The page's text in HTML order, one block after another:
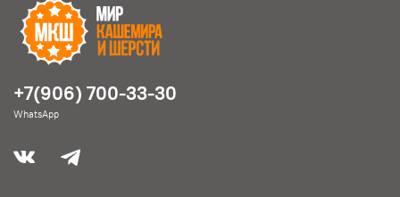
+7(906) 700-33-30
WhatsApp